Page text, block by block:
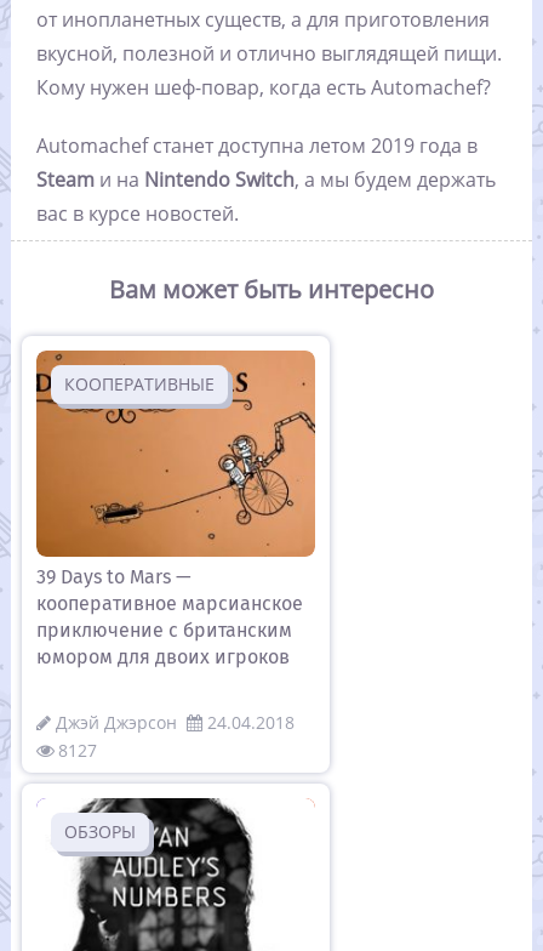
от инопланетных существ, а для приготовления
вкусной, полезной и отлично выглядящей пищи.
Кому нужен шеф-повар, когда есть Automachef?
Automachef станет доступна летом 2019 года в
Steam и на Nintendo Switch, а мы будем держать
вас в курсе новостей.
Вам может быть интересно
КООПЕРАТИВНЫЕ
39 Days to Mars —
кооперативное марсианское
приключение с британским
юмором для двоих игроков
Джэй Джэрсон
24.04.2018
8127
ОБЗОРЫ